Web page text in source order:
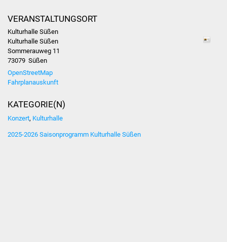
VERANSTALTUNGSORT
Kulturhalle Süßen
Kulturhalle Süßen
Sommerauweg 11
73079 Süßen
OpenStreetMap
Fahrplanauskunft
KATEGORIE(N)
Konzert, Kulturhalle
2025-2026 Saisonprogramm Kulturhalle Süßen